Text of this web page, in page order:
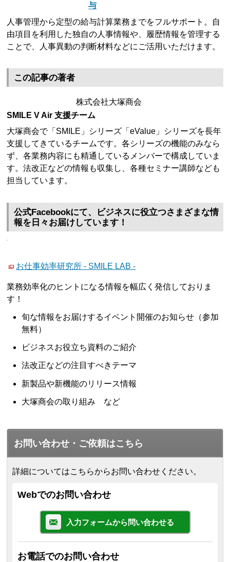
与
人事管理から定型の給与計算業務までをフルサポート。自
由項目を利用した独自の人事情報や、履歴情報を管理する
ことで、人事異動の判断材料などにご活用いただけます。
この記事の著者
株式会社大塚商会
SMILE V Air 支援チーム
大塚商会で「SMILE」シリーズ「eValue」シリーズを長年
支援してきているチームです。各シリーズの機能のみなら
ず、各業務内容にも精通しているメンバーで構成していま
す。法改正などの情報も収集し、各種セミナー講師なども
担当しています。
公式Facebookにて、ビジネスに役立つさまざまな情
報を日々お届けしています！
お仕事効率研究所 - SMILE LAB -
業務効率化のヒントになる情報を幅広く発信しておりま
す！
旬な情報をお届けするイベント開催のお知らせ（参加
無料）
ビジネスお役立ち資料のご紹介
法改正などの注目すべきテーマ
新製品や新機能のリリース情報
大塚商会の取り組み など
お問い合わせ・ご依頼はこちら
詳細についてはこちらからお問い合わせください。
Webでのお問い合わせ
入力フォームから問い合わせる
お電話でのお問い合わせ